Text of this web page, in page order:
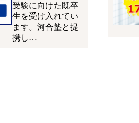
受験に向けた既卒
生を受け入れてい
ます。河合塾と提
携し…